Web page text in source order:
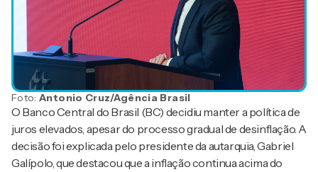
Foto:Antonio Cruz/Agência Brasil
O Banco Central do Brasil (BC) decidiu manter a política de
juros elevados, apesar do processo gradual de desinflação. A
decisão foi explicada pelo presidente da autarquia, Gabriel
Galípolo, que destacou que a inflação continua acima do